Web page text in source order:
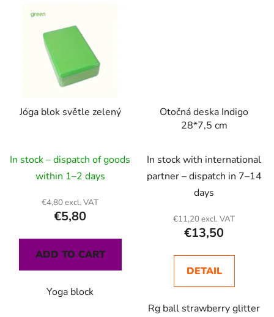
Jóga blok světle zelený
In stock – dispatch of goods
within 1–2 days
€4,80 excl. VAT
€5,80
ADD TO CART
Yoga block
Otočná deska Indigo
28*7,5 cm
In stock with international
partner – dispatch in 7–14
days
€11,20 excl. VAT
€13,50
DETAIL
Rg ball strawberry glitter